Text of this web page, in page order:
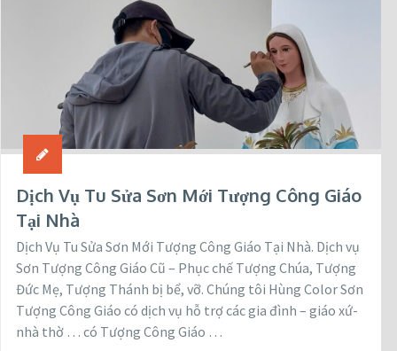
Dịch Vụ Tu Sửa Sơn Mới Tượng Công Giáo
Tại Nhà
Dịch Vụ Tu Sửa Sơn Mới Tượng Công Giáo Tại Nhà. Dịch vụ
Sơn Tượng Công Giáo Cũ – Phục chế Tượng Chúa, Tượng
Đức Mẹ, Tượng Thánh bị bể, vỡ. Chúng tôi Hùng Color Sơn
Tượng Công Giáo có dịch vụ hỗ trợ các gia đình – giáo xứ-
nhà thờ … có Tượng Công Giáo …